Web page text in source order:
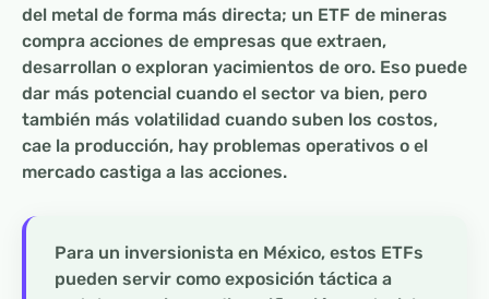
del metal de forma más directa; un ETF de mineras
compra acciones de empresas que extraen,
desarrollan o exploran yacimientos de oro. Eso puede
dar más potencial cuando el sector va bien, pero
también más volatilidad cuando suben los costos,
cae la producción, hay problemas operativos o el
mercado castiga a las acciones.
Para un inversionista en México, estos ETFs
pueden servir como exposición táctica a